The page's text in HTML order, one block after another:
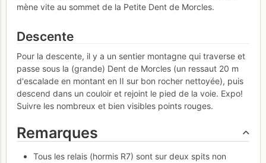
mène vite au sommet de la Petite Dent de Morcles.
Descente
Pour la descente, il y a un sentier montagne qui traverse et
passe sous la (grande) Dent de Morcles (un ressaut 20 m
d'escalade en montant en II sur bon rocher nettoyée), puis
descend dans un couloir et rejoint le pied de la voie. Expo!
Suivre les nombreux et bien visibles points rouges.
Remarques
Tous les relais (hormis R7) sont sur deux spits non